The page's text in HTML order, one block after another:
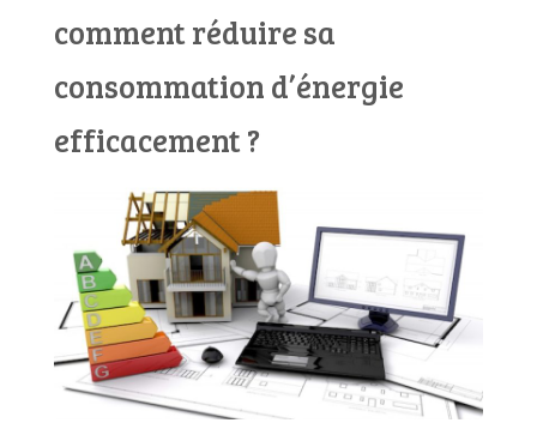
comment réduire sa
consommation d’énergie
efficacement ?